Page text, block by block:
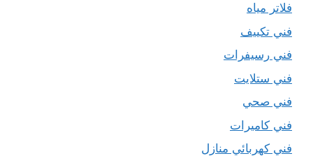
فلاتر مياه
فني تكييف
فني رسيفرات
فني ستلايت
فني صحي
فني كاميرات
فني كهربائي منازل